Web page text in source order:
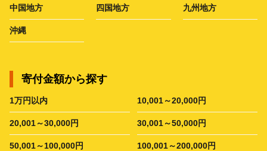
中国地方 四国地方 九州地方
沖縄
寄付金額から探す
1万円以内 10,001～20,000円
20,001～30,000円 30,001～50,000円
50,001～100,000円 100,001～200,000円